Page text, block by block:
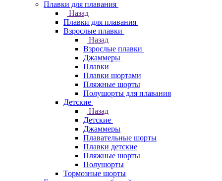
Плавки для плавания
Назад
Плавки для плавания
Взрослые плавки
Назад
Взрослые плавки
Джаммеры
Плавки
Плавки шортами
Пляжные шорты
Полушорты для плавания
Детские
Назад
Детские
Джаммеры
Плавательные шорты
Плавки детские
Пляжные шорты
Полушорты
Тормозные шорты